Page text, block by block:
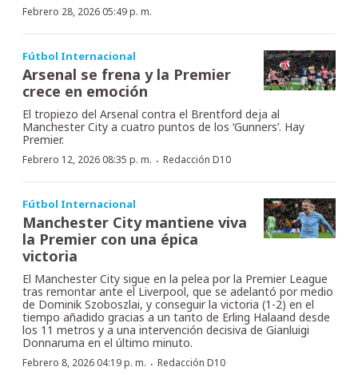
Febrero 28, 2026 05:49 p. m.
Fútbol Internacional
Arsenal se frena y la Premier
crece en emoción
El tropiezo del Arsenal contra el Brentford deja al
Manchester City a cuatro puntos de los ‘Gunners’. Hay
Premier.
Febrero 12, 2026 08:35 p. m. · Redacción D10
Fútbol Internacional
Manchester City mantiene viva
la Premier con una épica
victoria
El Manchester City sigue en la pelea por la Premier League
tras remontar ante el Liverpool, que se adelantó por medio
de Dominik Szoboszlai, y conseguir la victoria (1-2) en el
tiempo añadido gracias a un tanto de Erling Halaand desde
los 11 metros y a una intervención decisiva de Gianluigi
Donnaruma en el último minuto.
Febrero 8, 2026 04:19 p. m. · Redacción D10